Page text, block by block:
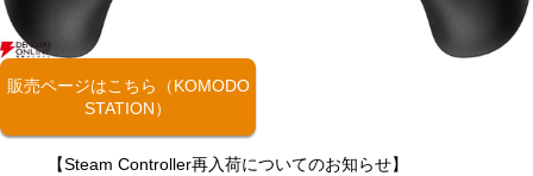
販売ページはこちら（KOMODO
STATION）
【Steam Controller再入荷についてのお知らせ】